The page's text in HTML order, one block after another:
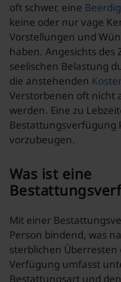
oft schwer, eine
keine oder nur vage
Vorstellungen und
haben. Angesichts des
seelischen Belastung
die anstehenden
Verstorbenen oft nicht
werden. Eine zu
Bestattungsverfügung
vorzubeugen.
Was ist eine
Mit einer
Person bindend, was
sterblichen Überresten
Verfügung umfasst
Bestattungsart und